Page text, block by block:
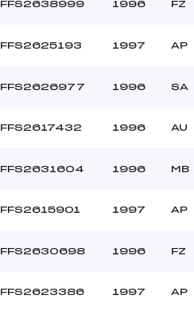
FFS2638999 1996 FZ
FFS2625193 1997 AP
FFS2626977 1996 SA
FFS2617432 1996 AU
FFS2631604 1996 MB
FFS2615901 1997 AP
FFS2630698 1996 FZ
FFS2623386 1997 AP